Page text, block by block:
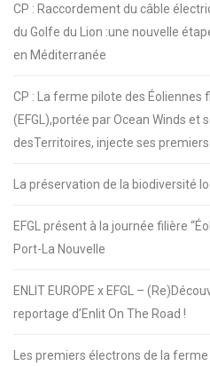
CP : Raccordement du câble
du Golfe du Lion :une nouvelle
en Méditerranée
CP : La ferme pilote des Éoliennes
(EFGL),portée par Ocean Winds et
desTerritoires, injecte ses
La préservation de la biodiversité
EFGL présent à la journée filière
Port-La Nouvelle
ENLIT EUROPE x EFGL –
reportage d’Enlit On The Road !
Les premiers électrons de la